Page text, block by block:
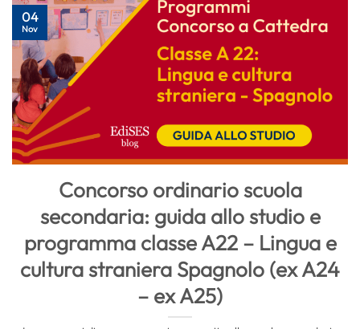
Concorso ordinario scuola
secondaria: guida allo studio e
programma classe A22 – Lingua e
cultura straniera Spagnolo (ex A24
– ex A25)
04
Nov